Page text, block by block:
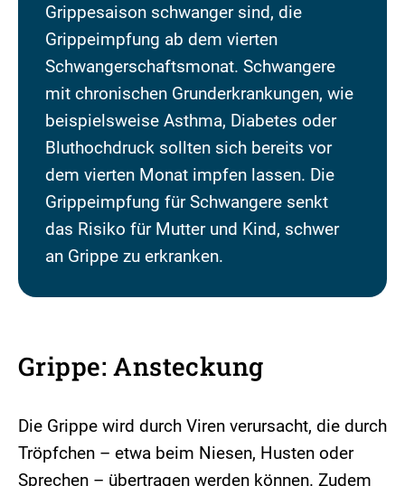
Grippesaison schwanger sind, die
Grippeimpfung ab dem vierten
Schwangerschaftsmonat. Schwangere
mit chronischen Grunderkrankungen, wie
beispielsweise Asthma, Diabetes oder
Bluthochdruck sollten sich bereits vor
dem vierten Monat impfen lassen. Die
Grippeimpfung für Schwangere senkt
das Risiko für Mutter und Kind, schwer
an Grippe zu erkranken.
Grippe: Ansteckung
Die Grippe wird durch Viren verursacht, die durch
Tröpfchen – etwa beim Niesen, Husten oder
Sprechen – übertragen werden können. Zudem